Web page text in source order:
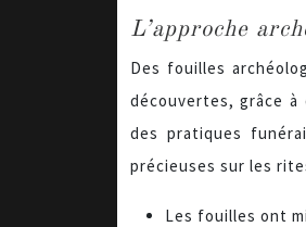
L’approche
Des fouilles
découvertes, grâce à
des pratiques
précieuses sur les
Les fouilles ont